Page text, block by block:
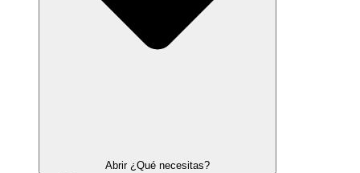
Abrir ¿Qué necesitas?